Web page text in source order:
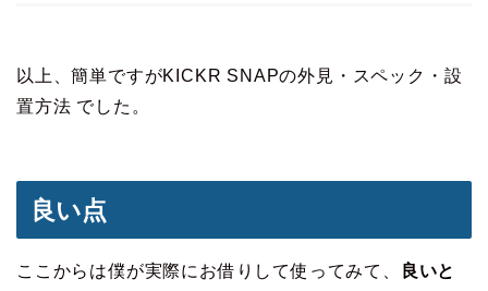
以上、簡単ですがKICKR SNAPの外見・スペック・設
置方法 でした。
良い点
ここからは僕が実際にお借りして使ってみて、
良いと